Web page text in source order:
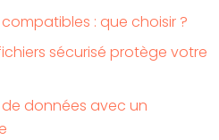
: que choisir ?
sécurisé protège votre
données avec un